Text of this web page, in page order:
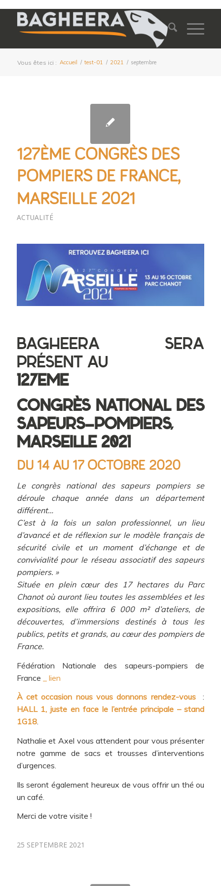
Vous êtes ici : Accueil / test-01 / 2021 / septembre
127ÈME CONGRÈS DES
POMPIERS DE FRANCE,
MARSEILLE 2021
ACTUALITÉ
BAGHEERA SERA
PRÉSENT AU
127EME
CONGRÈS NATIONAL DES
SAPEURS-POMPIERS,
MARSEILLE 2021
DU 14 AU 17 OCTOBRE 2020
Le congrès national des sapeurs pompiers se
déroule chaque année dans un département
différent…
C’est à la fois un salon professionnel, un lieu
d’avancé et de réflexion sur le modèle français de
sécurité civile et un moment d’échange et de
convivialité pour le réseau associatif des sapeurs
pompiers. »
Située en plein cœur des 17 hectares du Parc
Chanot où auront lieu toutes les assemblées et les
expositions, elle offrira 6 000 m² d’ateliers, de
découvertes, d’immersions destinés à tous les
publics, petits et grands, au cœur des pompiers de
France.
Fédération Nationale des sapeurs-pompiers de
France
_ lien
À cet occasion nous vous donnons rendez-vous:
HALL 1, juste en face le l’entrée principale – stand
1G18.
Nathalie et Axel vous attendent pour vous présenter
notre gamme de sacs et trousses d’interventions
d’urgences.
Ils seront également heureux de vous offrir un thé ou
un café.
Merci de votre visite !
25 SEPTEMBRE 2021